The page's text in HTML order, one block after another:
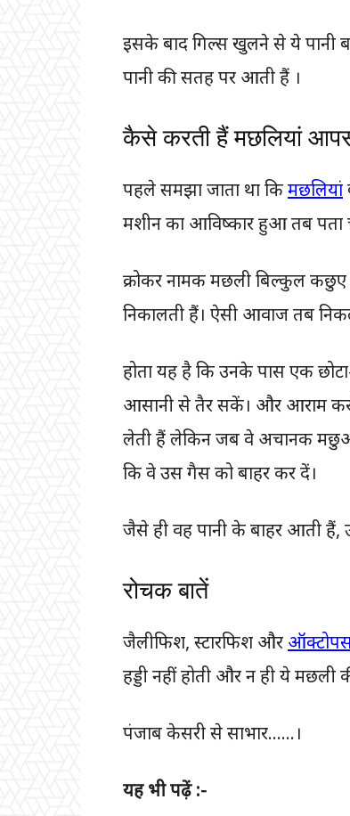
इसके बाद गिल्स खुलने से ये पानी
पानी की सतह पर आती हैं ।
कैसे करती हैं मछलियां
पहले समझा जाता था किमछलियां
मशीन का आविष्कार हुआ तब पता
क्रोकर नामक मछली बिल्कुल
निकालती हैं। ऐसी आवाज तब
होता यह है कि उनके पास एक
आसानी से तैर सकें। और आराम
लेती हैं लेकिन जब वे अचानक
कि वे उस गैस को बाहर कर दें।
जैसे ही वह पानी के बाहर आती हैं,
रोचक बातें
जैलीफिश, स्टारफिश और
हड्डी नहीं होती और न ही ये मछली
पंजाब केसरी से साभार……।
यह भी पढ़ें :-